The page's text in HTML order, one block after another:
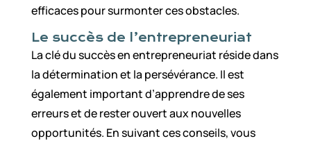
efficaces pour surmonter ces obstacles.
Le succès de l’entrepreneuriat
La clé du succès en entrepreneuriat réside dans
la détermination et la persévérance. Il est
également important d’apprendre de ses
erreurs et de rester ouvert aux nouvelles
opportunités. En suivant ces conseils, vous